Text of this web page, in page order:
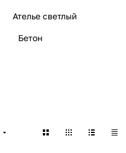
Ателье светлый
Бетон